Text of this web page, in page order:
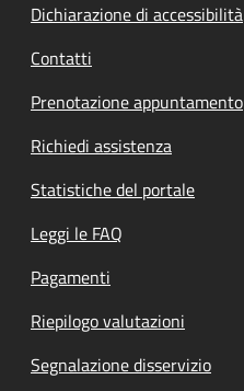
Dichiarazione di accessibilità
Contatti
Prenotazione appuntamento
Richiedi assistenza
Statistiche del portale
Leggi le FAQ
Pagamenti
Riepilogo valutazioni
Segnalazione disservizio